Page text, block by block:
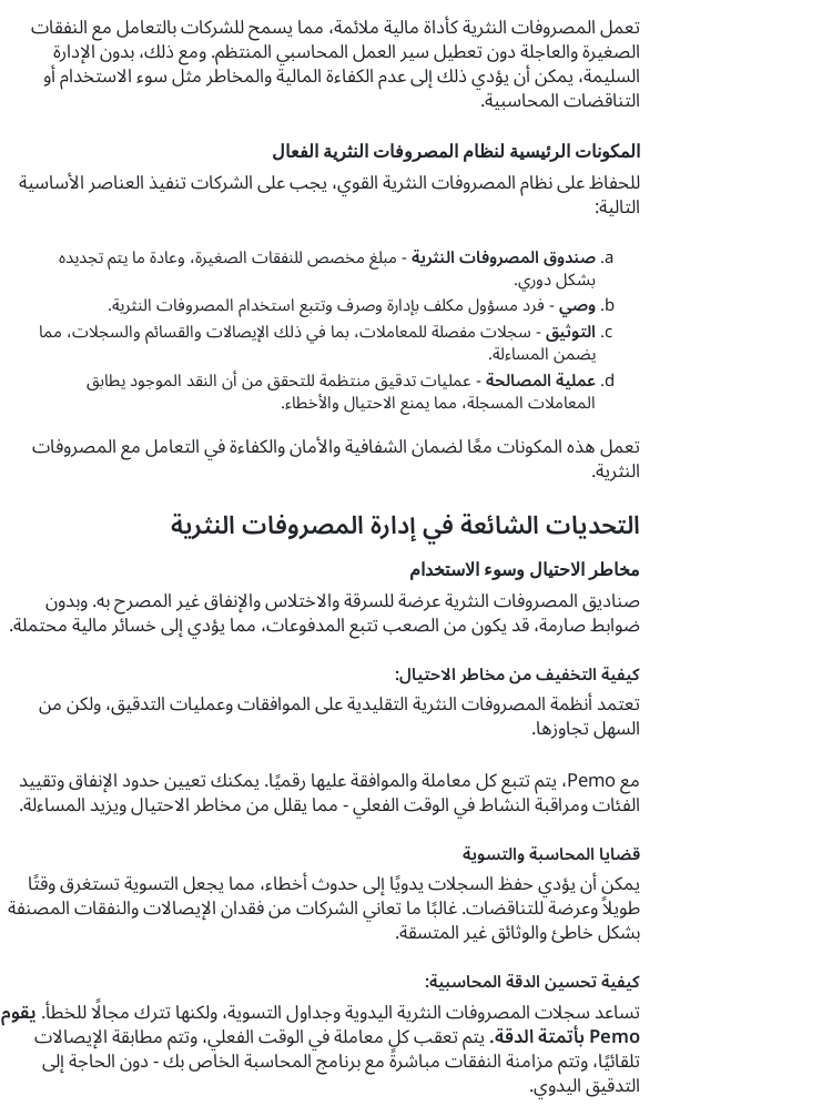
تعمل المصروفات النثرية كأداة مالية ملائمة، مما يسمح للشركات بالتعامل مع النفقات
الصغيرة والعاجلة دون تعطيل سير العمل المحاسبي المنتظم. ومع ذلك، بدون الإدارة
السليمة، يمكن أن يؤدي ذلك إلى عدم الكفاءة المالية والمخاطر مثل سوء الاستخدام أو
التناقضات المحاسبية.
المكونات الرئيسية لنظام المصروفات النثرية الفعال
للحفاظ على نظام المصروفات النثرية القوي، يجب على الشركات تنفيذ العناصر الأساسية
التالية:
صندوق المصروفات النثرية- مبلغ مخصص للنفقات الصغيرة، وعادة ما يتم تجديده
بشكل دوري.
وصي- فرد مسؤول مكلف بإدارة وصرف وتتبع استخدام المصروفات النثرية.
التوثيق- سجلات مفصلة للمعاملات، بما في ذلك الإيصالات والقسائم والسجلات، مما
يضمن المساءلة.
عملية المصالحة- عمليات تدقيق منتظمة للتحقق من أن النقد الموجود يطابق
المعاملات المسجلة، مما يمنع الاحتيال والأخطاء.
تعمل هذه المكونات معًا لضمان الشفافية والأمان والكفاءة في التعامل مع المصروفات
النثرية.
التحديات الشائعة في إدارة المصروفات النثرية
مخاطر الاحتيال وسوء الاستخدام
صناديق المصروفات النثرية عرضة للسرقة والاختلاس والإنفاق غير المصرح به. وبدون
ضوابط صارمة، قد يكون من الصعب تتبع المدفوعات، مما يؤدي إلى خسائر مالية محتملة.
كيفية التخفيف من مخاطر الاحتيال:
تعتمد أنظمة المصروفات النثرية التقليدية على الموافقات وعمليات التدقيق، ولكن من
السهل تجاوزها.
مع Pemo، يتم تتبع كل معاملة والموافقة عليها رقميًا. يمكنك تعيين حدود الإنفاق وتقييد
الفئات ومراقبة النشاط في الوقت الفعلي - مما يقلل من مخاطر الاحتيال ويزيد المساءلة.
قضايا المحاسبة والتسوية
يمكن أن يؤدي حفظ السجلات يدويًا إلى حدوث أخطاء، مما يجعل التسوية تستغرق وقتًا
طويلاً وعرضة للتناقضات. غالبًا ما تعاني الشركات من فقدان الإيصالات والنفقات المصنفة
بشكل خاطئ والوثائق غير المتسقة.
كيفية تحسين الدقة المحاسبية:
تساعد سجلات المصروفات النثرية اليدوية وجداول التسوية، ولكنها تترك مجالًا للخطأ.يقوم
Pemo بأتمتة الدقة. يتم تعقب كل معاملة في الوقت الفعلي، وتتم مطابقة الإيصالات
تلقائيًا، وتتم مزامنة النفقات مباشرةً مع برنامج المحاسبة الخاص بك - دون الحاجة إلى
التدقيق اليدوي.